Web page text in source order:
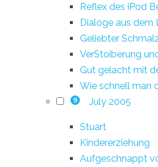
Reflex des iPod
Dialoge aus dem
Geliebter
VerStoiberung
Gut gelacht mit
Wie schnell man
9 July 2005
Stuart
Kindererziehung
Aufgeschnappt